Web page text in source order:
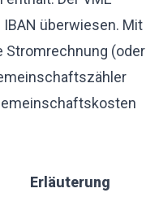
überwiesen. Mit
Stromrechnung (oder
Erläuterung